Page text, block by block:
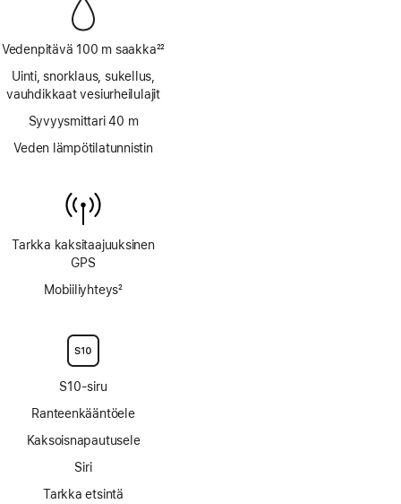
Vedenpitävä 100 m saakka22
Uinti, snorklaus, sukellus,
vauhdikkaat vesi­urheilu­lajit
Syvyysmittari 40 m
Veden lämpötilatunnistin
Tarkka kaksi­taajuuksinen
GPS
Mobiiliyhteys2
S10-siru
Ranteen­kääntö­ele
Kaksoisnapautusele
Siri
Tarkka etsintä